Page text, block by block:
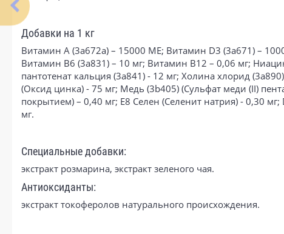
Добавки на 1 кг
Витамин А (3a672a) – 15000 МЕ; Витамин D3 (3a671) –
Витамин B6 (3a831) – 10 мг; Витамин B12 – 0,06 мг;
пантотенат кальция (3a841) - 12 мг; Холина хлорид
(Оксид цинка) - 75 мг; Медь (3b405) (Сульфат меди (II)
покрытием) – 0,40 мг; E8 Селен (Селенит натрия) - 0,30
мг.
Специальные добавки:
экстракт розмарина, экстракт зеленого чая.
Антиоксиданты:
экстракт токоферолов натурального происхождения.